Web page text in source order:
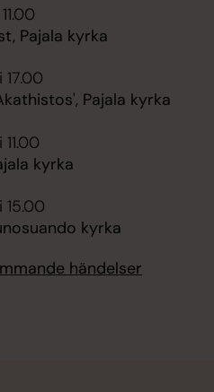
Pajala kyrka
17.00
Pajala kyrka
kyrka
15.00
kyrka
händelser